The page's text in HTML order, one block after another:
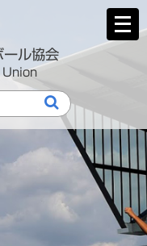
ール協会
メ
ニ
く